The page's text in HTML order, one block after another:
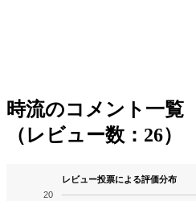
時流のコメント一覧
（レビュー数：26）
レビュー投票による評価分布
20